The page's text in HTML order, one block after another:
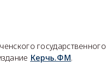
государственного
Керчь.ФМ.